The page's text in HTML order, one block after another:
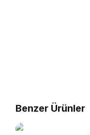
Benzer Ürünler